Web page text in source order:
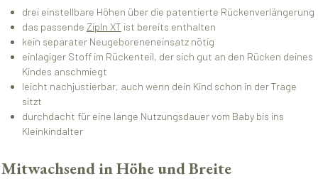
drei einstellbare Höhen über die patentierte Rückenverlängerung
das passende ZipIn XT ist bereits enthalten
kein separater Neugeboreneneinsatz nötig
einlagiger Stoff im Rückenteil, der sich gut an den Rücken deines
Kindes anschmiegt
leicht nachjustierbar, auch wenn dein Kind schon in der Trage
sitzt
durchdacht für eine lange Nutzungsdauer vom Baby bis ins
Kleinkindalter
Mitwachsend in Höhe und Breite